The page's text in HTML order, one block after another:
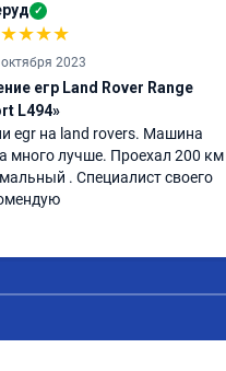
✓
★★★★
2023
егр Land Rover Range
L494»
egr на land rovers. Машина
много лучше. Проехал 200 км
. Специалист своего